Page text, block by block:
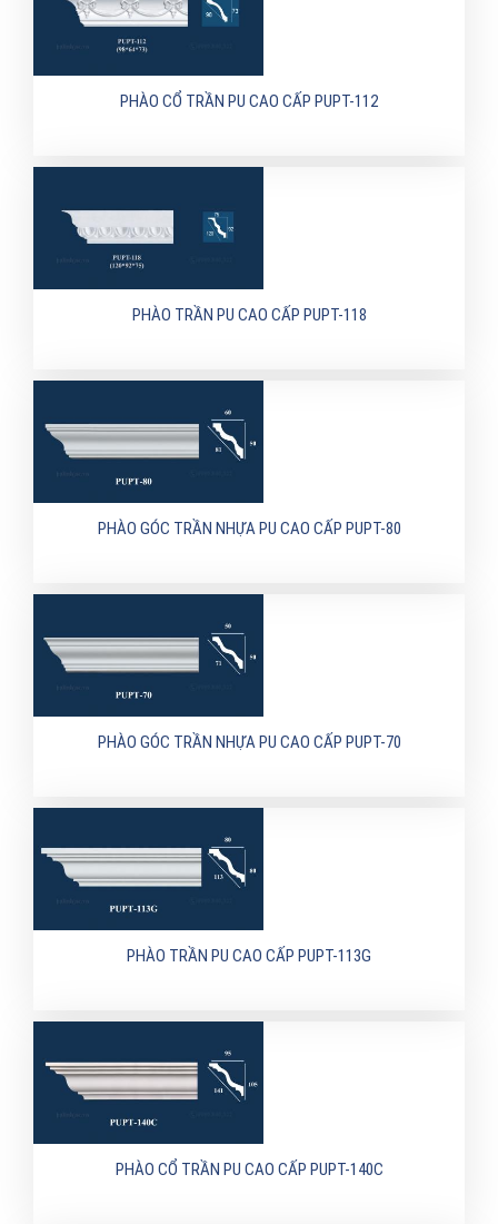
PHÀO CỔ TRẦN PU CAO CẤP PUPT-112
PHÀO TRẦN PU CAO CẤP PUPT-118
PHÀO GÓC TRẦN NHỰA PU CAO CẤP PUPT-80
PHÀO GÓC TRẦN NHỰA PU CAO CẤP PUPT-70
PHÀO TRẦN PU CAO CẤP PUPT-113G
PHÀO CỔ TRẦN PU CAO CẤP PUPT-140C